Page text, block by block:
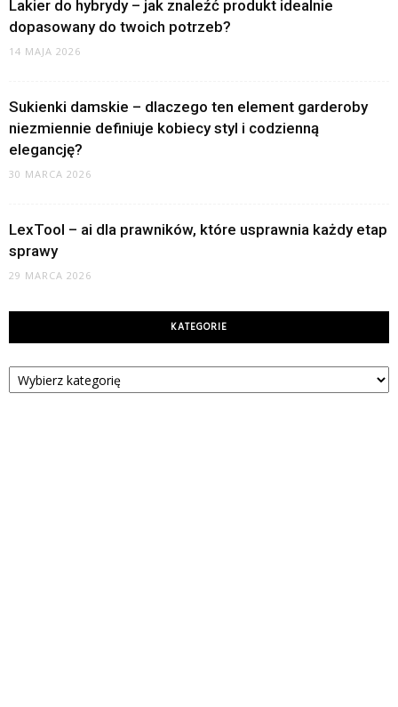
Lakier do hybrydy – jak znaleźć produkt idealnie
dopasowany do twoich potrzeb?
14 MAJA 2026
Sukienki damskie – dlaczego ten element garderoby
niezmiennie definiuje kobiecy styl i codzienną
elegancję?
30 MARCA 2026
LexTool – ai dla prawników, które usprawnia każdy etap
sprawy
29 MARCA 2026
KATEGORIE
Kategorie